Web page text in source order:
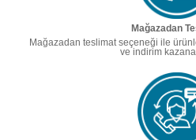
Mağazadan
Mağazadan teslimat seçeneği ile
ve indirim